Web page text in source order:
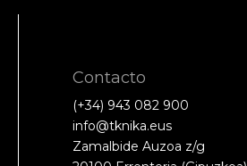
Contacto
(+34) 943 082 900
info@tknika.eus
Zamalbide Auzoa z/g